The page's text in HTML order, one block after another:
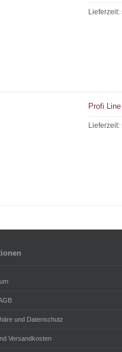
Lieferzeit:
Profi
Lieferzeit:
und Datenschutz
Versandkosten